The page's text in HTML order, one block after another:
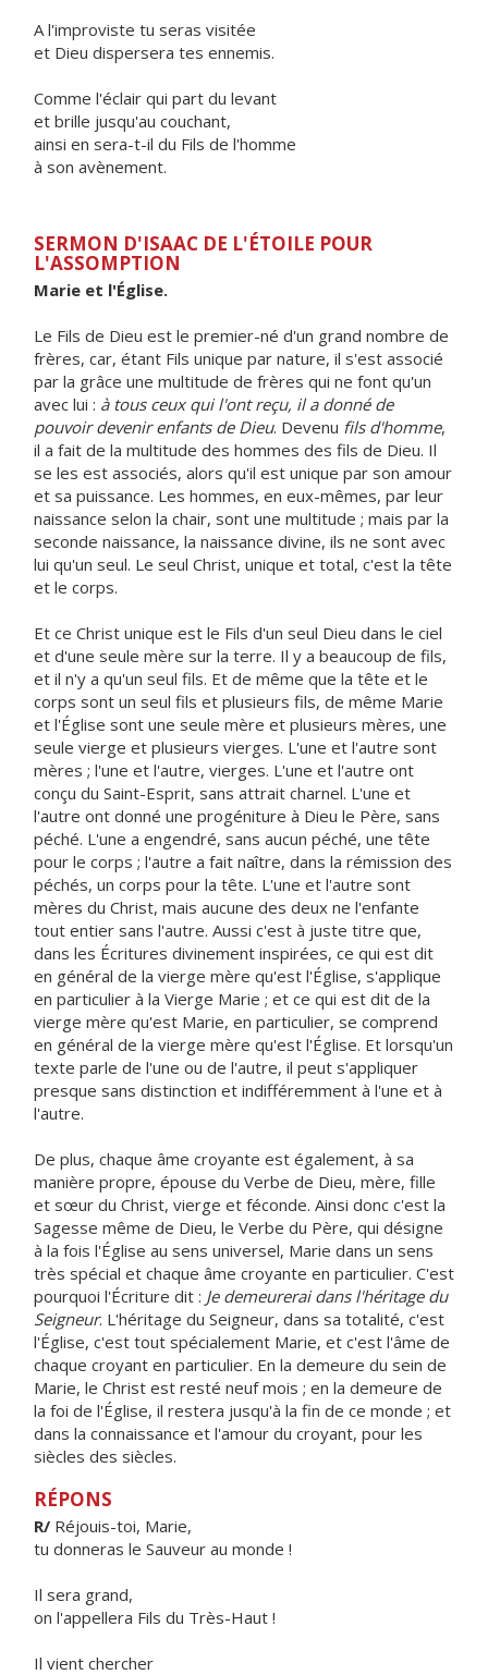
A l'improviste tu seras visitée
et Dieu dispersera tes ennemis.
Comme l'éclair qui part du levant
et brille jusqu'au couchant,
ainsi en sera-t-il du Fils de l'homme
à son avènement.
SERMON D'ISAAC DE L'ÉTOILE POUR
L'ASSOMPTION
Marie et l'Église.
Le Fils de Dieu est le premier-né d'un grand nombre de
frères, car, étant Fils unique par nature, il s'est associé
par la grâce une multitude de frères qui ne font qu'un
avec lui : à tous ceux qui l'ont reçu, il a donné de
pouvoir devenir enfants de Dieu. Devenu fils d'homme,
il a fait de la multitude des hommes des fils de Dieu. Il
se les est associés, alors qu'il est unique par son amour
et sa puissance. Les hommes, en eux-mêmes, par leur
naissance selon la chair, sont une multitude ; mais par la
seconde naissance, la naissance divine, ils ne sont avec
lui qu'un seul. Le seul Christ, unique et total, c'est la tête
et le corps.
Et ce Christ unique est le Fils d'un seul Dieu dans le ciel
et d'une seule mère sur la terre. Il y a beaucoup de fils,
et il n'y a qu'un seul fils. Et de même que la tête et le
corps sont un seul fils et plusieurs fils, de même Marie
et l'Église sont une seule mère et plusieurs mères, une
seule vierge et plusieurs vierges. L'une et l'autre sont
mères ; l'une et l'autre, vierges. L'une et l'autre ont
conçu du Saint-Esprit, sans attrait charnel. L'une et
l'autre ont donné une progéniture à Dieu le Père, sans
péché. L'une a engendré, sans aucun péché, une tête
pour le corps ; l'autre a fait naître, dans la rémission des
péchés, un corps pour la tête. L'une et l'autre sont
mères du Christ, mais aucune des deux ne l'enfante
tout entier sans l'autre. Aussi c'est à juste titre que,
dans les Écritures divinement inspirées, ce qui est dit
en général de la vierge mère qu'est l'Église, s'applique
en particulier à la Vierge Marie ; et ce qui est dit de la
vierge mère qu'est Marie, en particulier, se comprend
en général de la vierge mère qu'est l'Église. Et lorsqu'un
texte parle de l'une ou de l'autre, il peut s'appliquer
presque sans distinction et indifféremment à l'une et à
l'autre.
De plus, chaque âme croyante est également, à sa
manière propre, épouse du Verbe de Dieu, mère, fille
et sœur du Christ, vierge et féconde. Ainsi donc c'est la
Sagesse même de Dieu, le Verbe du Père, qui désigne
à la fois l'Église au sens universel, Marie dans un sens
très spécial et chaque âme croyante en particulier. C'est
pourquoi l'Écriture dit : Je demeurerai dans l'héritage du
Seigneur. L'héritage du Seigneur, dans sa totalité, c'est
l'Église, c'est tout spécialement Marie, et c'est l'âme de
chaque croyant en particulier. En la demeure du sein de
Marie, le Christ est resté neuf mois ; en la demeure de
la foi de l'Église, il restera jusqu'à la fin de ce monde ; et
dans la connaissance et l'amour du croyant, pour les
siècles des siècles.
RÉPONS
R/ Réjouis-toi, Marie,
tu donneras le Sauveur au monde !
Il sera grand,
on l'appellera Fils du Très-Haut !
Il vient chercher